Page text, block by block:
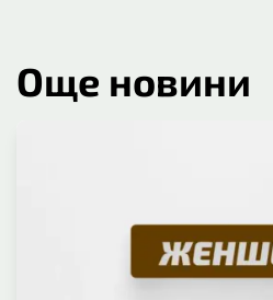
Още новини